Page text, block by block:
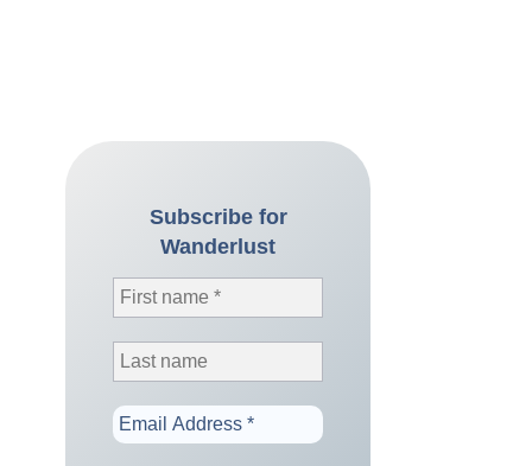
Subscribe for
Wanderlust